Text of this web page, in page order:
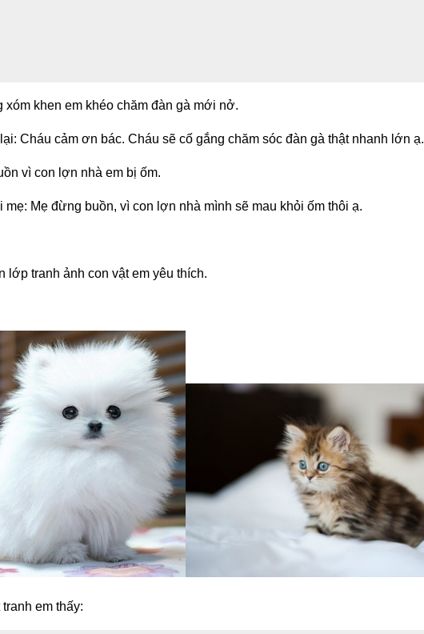
xóm khen em khéo chăm đàn gà mới nở.
Cháu cảm ơn bác. Cháu sẽ cố gắng chăm sóc đàn gà thật nhanh lớn ạ.
vì con lợn nhà em bị ốm.
mẹ: Mẹ đừng buồn, vì con lợn nhà mình sẽ mau khỏi ốm thôi ạ.
lớp tranh ảnh con vật em yêu thích.
tranh em thấy: